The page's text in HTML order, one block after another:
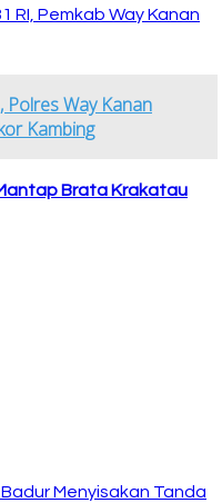
RI, Pemkab Way Kanan
Polres Way Kanan
Kambing
Brata Krakatau
Menyisakan Tanda